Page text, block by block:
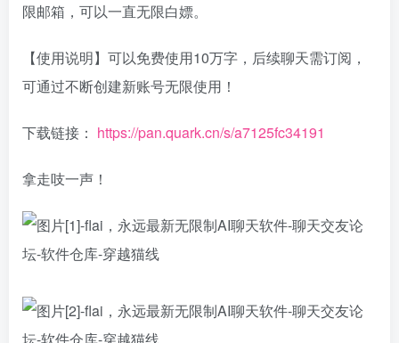
限邮箱，可以一直无限白嫖。
【使用说明】可以免费使用10万字，后续聊天需订阅，
可通过不断创建新账号无限使用！
下载链接： https://pan.quark.cn/s/a7125fc34191
拿走吱一声！